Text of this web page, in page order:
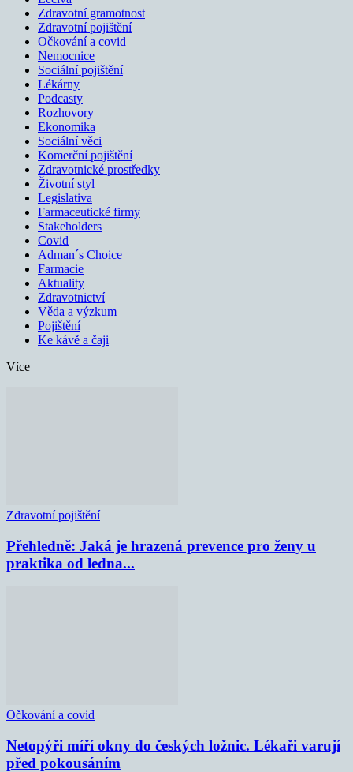
Zdravotní gramotnost
Zdravotní pojištění
Očkování a covid
Nemocnice
Sociální pojištění
Lékárny
Podcasty
Rozhovory
Ekonomika
Sociální věci
Komerční pojištění
Zdravotnické prostředky
Životní styl
Legislativa
Farmaceutické firmy
Stakeholders
Covid
Adman´s Choice
Farmacie
Aktuality
Zdravotnictví
Věda a výzkum
Pojištění
Ke kávě a čaji
Více
Zdravotní pojištění
Přehledně: Jaká je hrazená prevence pro ženy u
praktika od ledna...
Očkování a covid
Netopýři míří okny do českých ložnic. Lékaři varují
před pokousáním